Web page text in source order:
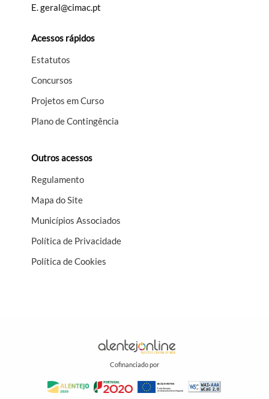
Filtros
E.geral@cimac.pt
Acessos rápidos
Estatutos
Concursos
Projetos em Curso
Plano de Contingência
Outros acessos
Regulamento
Mapa do Site
Municípios Associados
Política de Privacidade
Política de Cookies
Cofinanciado por